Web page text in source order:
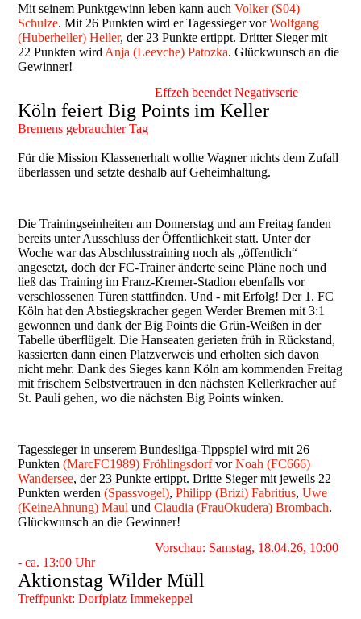
Mit seinem Punktgewinn leben kann auchVolker (S04)
Schulze. Mit 26 Punkten wird er Tagessieger vorWolfgang
(Huberheller) Heller, der 23 Punkte ertippt. Dritter Sieger mit
22 Punkten wird Anja (Leevche) Patozka. Glückwunsch an die
Gewinner!
Effzeh beendet Negativserie
Köln feiert Big Points im Keller
Bremens gebrauchter Tag
Für die Mission Klassenerhalt wollte Wagner nichts dem Zufall
überlassen und setzte deshalb auf Geheimhaltung.
Die Trainingseinheiten am Donnerstag und am Freitag fanden
bereits unter Ausschluss der Öffentlichkeit statt. Unter der
Woche war das Abschlusstraining noch als „öffentlich“
angesetzt, doch der FC-Trainer änderte seine Pläne noch und
ließ das Training im Franz-Kremer-Stadion ebenfalls vor
verschlossenen Türen stattfinden. Und - mit Erfolg! Der 1. FC
Köln hat den Abstiegskracher gegen Werder Bremen mit 3:1
gewonnen und dank der Big Points die Grün-Weißen in der
Tabelle überflügelt. Die Hanseaten gerieten früh in Rückstand,
kassierten dann einen Platzverweis und erholten sich davon
nicht mehr. Dank des Sieges kann Köln am kommenden Freitag
mit frischem Selbstvertrauen in den nächsten Kellerkracher auf
St. Pauli gehen, wo die nächsten Big Points winken.
Tagessieger in unserem Bundesliga-Tippspiel wird mit 26
Punkten(MarcFC1989) FröhlingsdorfvorNoah (FC666)
Wandersee, der 23 Punkte ertippt. Dritte Sieger mit jeweils 22
Punkten werden(Spassvogel),Philipp (Brizi) Fabritius,Uwe
(KeineAhnung) Maul undClaudia (FrauOkudera) Brombach.
Glückwunsch an die Gewinner!
Vorschau: Samstag, 18.04.26, 10:00
- ca. 13:00 Uhr
Aktionstag Wilder Müll
Treffpunkt: Dorfplatz Immekeppel